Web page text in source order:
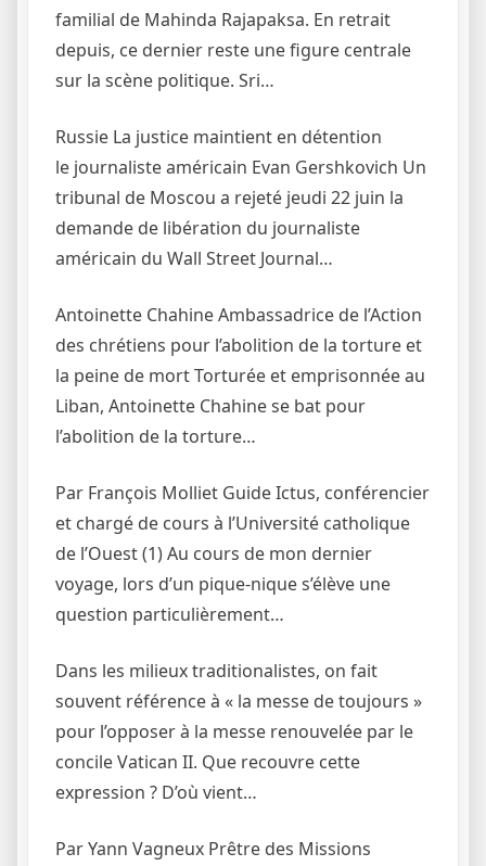
familial de Mahinda Rajapaksa. En retrait
depuis, ce dernier reste une figure centrale
sur la scène politique. Sri…
Russie La justice maintient en détention
le journaliste américain Evan Gershkovich Un
tribunal de Moscou a rejeté jeudi 22 juin la
demande de libération du journaliste
américain du Wall Street Journal…
Antoinette Chahine Ambassadrice de l’Action
des chrétiens pour l’abolition de la torture et
la peine de mort Torturée et emprisonnée au
Liban, Antoinette Chahine se bat pour
l’abolition de la torture…
Par François Molliet Guide Ictus, conférencier
et chargé de cours à l’Université catholique
de l’Ouest (1) Au cours de mon dernier
voyage, lors d’un pique-nique s’élève une
question particulièrement…
Dans les milieux traditionalistes, on fait
souvent référence à « la messe de toujours »
pour l’opposer à la messe renouvelée par le
concile Vatican II. Que recouvre cette
expression ? D’où vient…
Par Yann Vagneux Prêtre des Missions